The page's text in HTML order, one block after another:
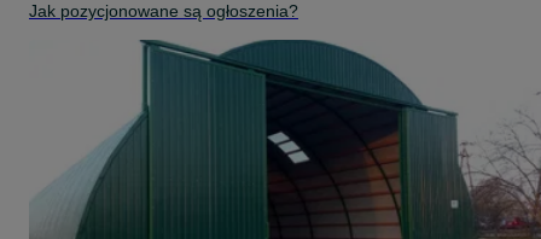
Jak pozycjonowane są ogłoszenia?